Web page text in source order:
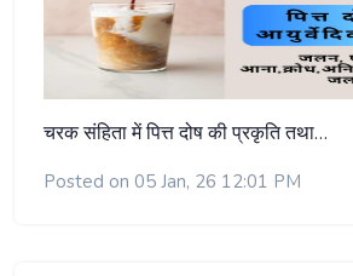
चरक संहिता में पित्त दोष की प्रकृति तथा…
Posted on 05 Jan, 26 12:01 PM